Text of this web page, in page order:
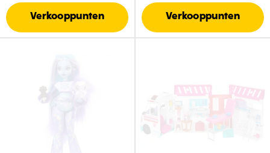
Verkooppunten Verkooppunten